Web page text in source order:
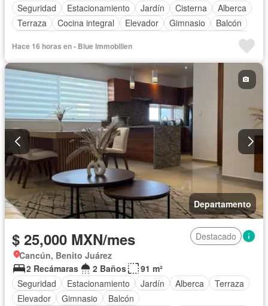
Seguridad
Estacionamiento Jardín Cisterna
Alberca
Terraza
Cocina integral Elevador Gimnasio
Balcón
Cocina equipada
Zona infantil
Sala polivalente
Circuito cerrado de televisión
Electricidad
Cuarto de Limpieza
Gas natural Asador
Zonas verdes
Vista panorámica
Recámara con closet
Caseta de vigilancia
Conserje Wifi
Televisión por cable
Internet
Cuarto de servicio
Permite mascotas
Permite niños
Sin amueblar
Hace 16 horas en - Blue Immobilien
Departamento
$ 25,000 MXN/mes
Destacado
Cancún, Benito Juárez
2 Recámaras
2 Baños
91 m²
Seguridad
Estacionamiento Jardín Alberca
Terraza
Elevador
Gimnasio
Balcón